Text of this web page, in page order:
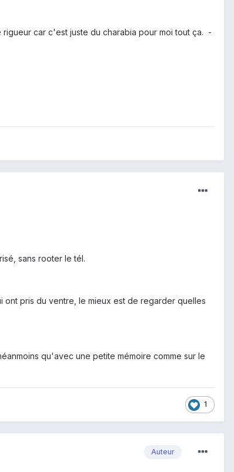
car c'est juste du charabia pour moi tout ça. -
sans rooter le tél.
pris du ventre, le mieux est de regarder quelles
qu'avec une petite mémoire comme sur le
1
Auteur